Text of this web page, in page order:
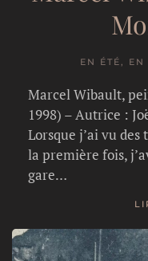
EN ÉTÉ,
Marcel Wibault,
1998) – Autrice :
Lorsque j’ai vu
la première fois,
gare…